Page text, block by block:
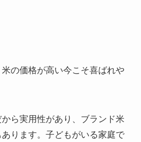
の価格が高い今こそ喜ばれや
ら実用性があり、ブランド米
ります。子どもがいる家庭で